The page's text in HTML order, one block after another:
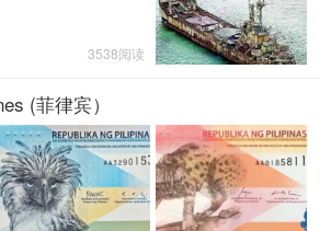
3538阅读
(菲律宾）